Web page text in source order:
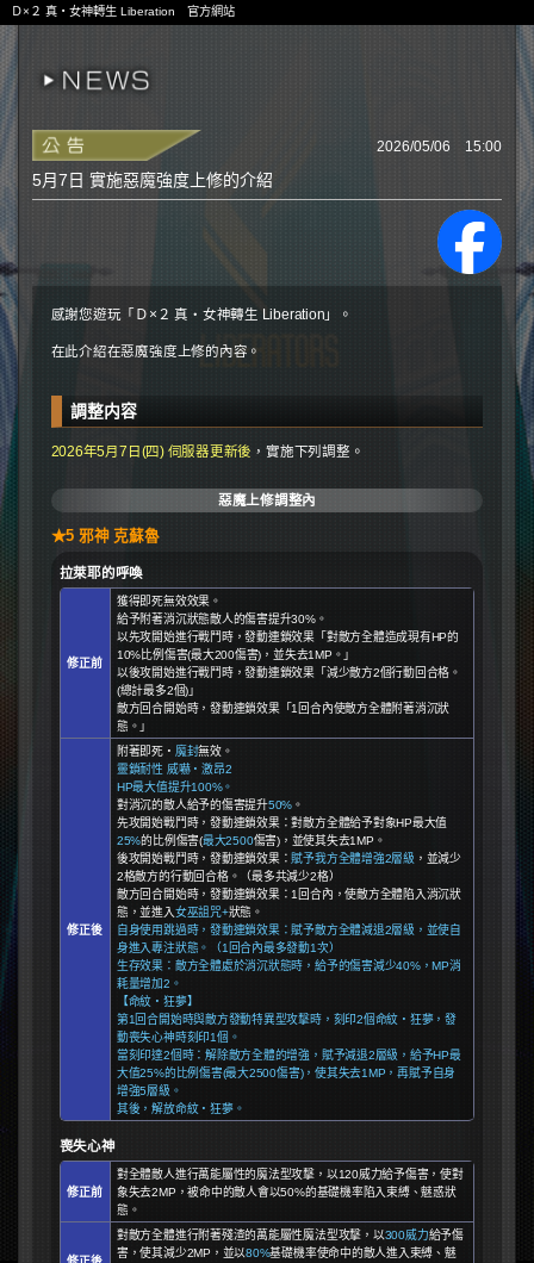
Ｄ×２ 真・女神轉生 Liberation 官方網站
2026/05/06 15:00
5月7日 實施惡魔強度上修的介紹
感謝您遊玩「Ｄ×２ 真・女神轉生 Liberation」。
在此介紹在惡魔強度上修的內容。
調整内容
2026年5月7日(四) 伺服器更新後 ，實施下列調整。
惡魔上修調整內
★5 邪神 克蘇魯
拉萊耶的呼喚
修正前
獲得即死無效效果。
給予附著消沉狀態敵人的傷害提升30%。
以先攻開始進行戰鬥時，發動連鎖效果「對敵方全體造成現有HP的
10%比例傷害(最大200傷害)，並失去1MP。」
以後攻開始進行戰鬥時，發動連鎖效果「減少敵方2個行動回合格。
(總計最多2個)」
敵方回合開始時，發動連鎖效果「1回合內使敵方全體附著消沉狀
態。」
修正後
附著即死・ 魔封無效。
靈鎖耐性 威嚇・激昂2
HP最大值提升100%。
對消沉的敵人給予的傷害提升50% 。
先攻開始戰鬥時，發動連鎖效果：對敵方全體給予對象HP最大值
25%的比例傷害(最大2500傷害)，並使其失去1MP。
後攻開始戰鬥時，發動連鎖效果：賦予我方全體增強2層級 ，並減少
2格敵方的行動回合格。（最多共減少2格）
敵方回合開始時，發動連鎖效果：1回合內，使敵方全體陷入消沉狀
態，並進入女巫詛咒+狀態。
自身使用跳過時，發動連鎖效果：賦予敵方全體減退2層級，並使自
身進入專注狀態。（1回合內最多發動1次）
生存效果：敵方全體處於消沉狀態時，給予的傷害減少40%，MP消
耗量增加2。
【命紋・狂夢】
第1回合開始時與敵方發動特異型攻擊時，刻印2個命紋・狂夢，發
動喪失心神時刻印1個。
當刻印達2個時：解除敵方全體的增強，賦予減退2層級，給予HP最
大值25%的比例傷害(最大2500傷害)，使其失去1MP，再賦予自身
增強5層級。
其後，解放命紋・狂夢。
喪失心神
修正前
對全體敵人進行萬能屬性的魔法型攻擊，以120威力給予傷害，使對
象失去2MP，被命中的敵人會以50%的基礎機率陷入束縛、魅惑狀
態。
對敵方全體進行附著殘渣的萬能屬性魔法型攻擊，以300威力給予傷
害，使其減少2MP，並以80%基礎機率使命中的敵人進入束縛、魅